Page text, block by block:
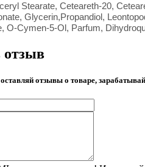
Stearate, Ceteareth-20,
Glycerin,Propandiol,
O-Cymen-5-Ol, Parfum,
отзыв
отзывы о товаре,